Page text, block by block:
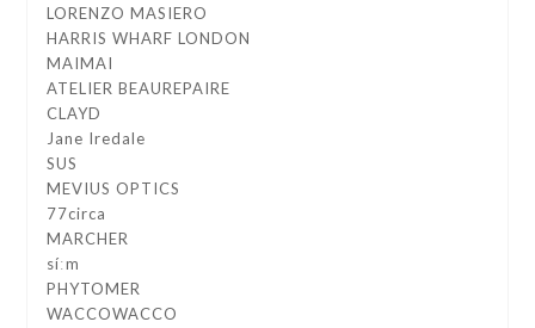
LORENZO MASIERO
HARRIS WHARF LONDON
MAIMAI
ATELIER BEAUREPAIRE
CLAYD
Jane Iredale
SUS
MEVIUS OPTICS
77circa
MARCHER
síːm
PHYTOMER
WACCOWACCO